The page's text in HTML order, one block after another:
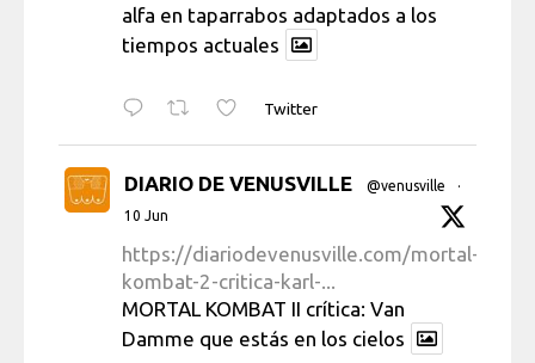
alfa en taparrabos adaptados a los
tiempos actuales
Twitter
DIARIO DE VENUSVILLE @venusville
·
10 Jun
https://diariodevenusville.com/mortal-
kombat-2-critica-karl-...
MORTAL KOMBAT II crítica: Van
Damme que estás en los cielos